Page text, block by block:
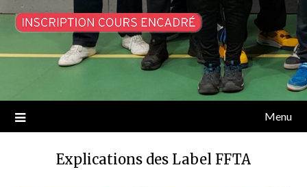
Menu
Explications des Label FFTA